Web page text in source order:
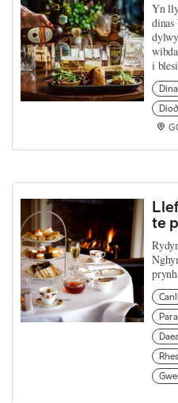
Yn
i
Diod
te